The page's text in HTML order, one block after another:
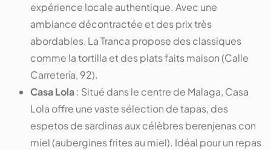
expérience locale authentique. Avec une
ambiance décontractée et des prix très
abordables, La Tranca propose des classiques
comme la tortilla et des plats faits maison (Calle
Carretería, 92).
Casa Lola: Situé dans le centre de Malaga, Casa
Lola offre une vaste sélection de tapas, des
espetos de sardinas aux célèbres berenjenas con
miel (aubergines frites au miel). Idéal pour un repas